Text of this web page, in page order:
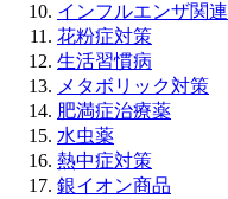
インフルエンザ関連
花粉症対策
生活習慣病
メタボリック対策
肥満症治療薬
水虫薬
熱中症対策
銀イオン商品